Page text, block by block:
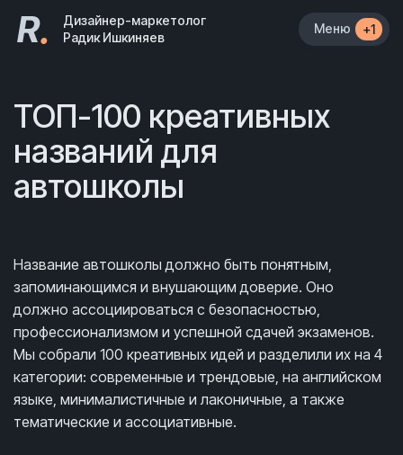
R.
Дизайнер-маркетолог
Радик Ишкиняев
Меню +1
ТОП-100 креативных
названий для
автошколы
Название автошколы должно быть понятным,
запоминающимся и внушающим доверие. Оно
должно ассоциироваться с безопасностью,
профессионализмом и успешной сдачей экзаменов.
Мы собрали 100 креативных идей и разделили их на 4
категории: современные и трендовые, на английском
языке, минималистичные и лаконичные, а также
тематические и ассоциативные.